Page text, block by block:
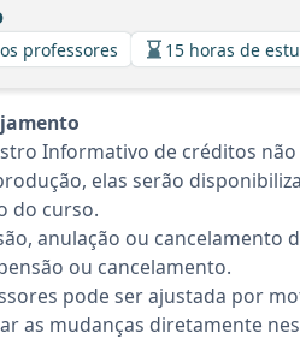
professores 15 horas de
Informativo de créditos
elas serão
do curso.
anulação ou cancelamento
ou cancelamento.
pode ser ajustada por
as mudanças diretamente